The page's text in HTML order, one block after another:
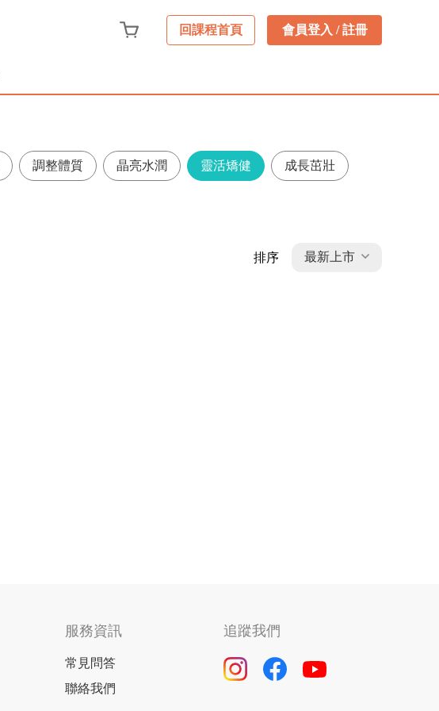
回課程首頁 會員登入 / 註冊
調整體質 晶亮水潤 靈活矯健 成長茁壯
排序 最新上市
服務資訊
常見問答
聯絡我們
追蹤我們